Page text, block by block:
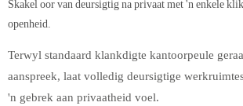
Skakel oor van deursigtig na privaat met 'n enkele
openheid.
Terwyl standaard klankdigte kantoorpeule
aanspreek, laat volledig deursigtige
'n gebrek aan privaatheid voel.